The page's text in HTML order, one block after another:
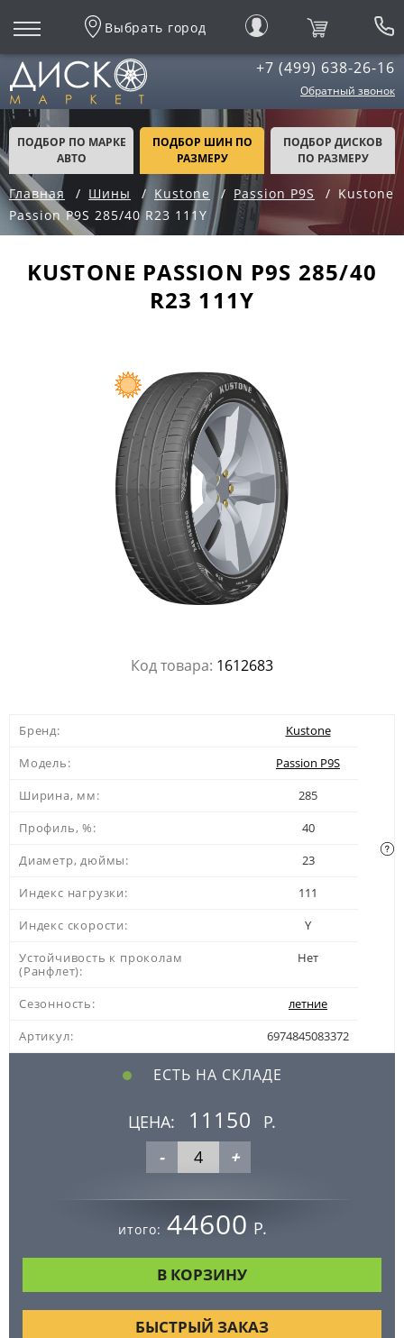
Выбрать город
+7 (499) 638-26-16
Обратный звонок
ПОДБОР ПО МАРКЕ
АВТО
ПОДБОР ШИН ПО
РАЗМЕРУ
ПОДБОР ДИСКОВ
ПО РАЗМЕРУ
Главная Шины Kustone Passion P9S
Kustone
Passion P9S 285/40 R23 111Y
KUSTONE PASSION P9S 285/40
R23 111Y
Код товара: 1612683
Бренд:
Kustone
Модель:
Passion P9S
Ширина, мм:
285
Профиль, %:
40
Диаметр, дюймы:
23
Индекс нагрузки:
111
Индекс скорости:
Y
Устойчивость к проколам
(Ранфлет):
Нет
Сезонность:
летние
Артикул:
6974845083372
ЕСТЬ НА СКЛАДЕ
ЦЕНА: 11150
Р.
-
+
итого: 44600 Р.
БЫСТРЫЙ ЗАКАЗ